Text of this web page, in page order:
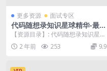
更多资源 面试专区
代码随想录知识星球精华-最强
八股文（第五版）
【资源目录】: 代码随想录知识星球
精华(最强八股文)第五版（面经篇) .
pdf ...2 年前 253 9.9